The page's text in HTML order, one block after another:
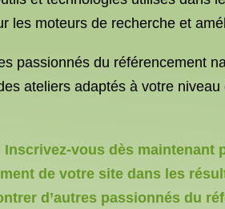
les moteurs de recherche et
passionnés du référencement
ateliers adaptés à votre
vous dès maintenant
de votre site dans les
d’autres passionnés du